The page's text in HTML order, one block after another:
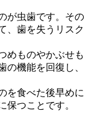
が虫歯です。その
、歯を失うリスク
めものやかぶせも
の機能を回復し、
を食べた後早めに
保つことです。